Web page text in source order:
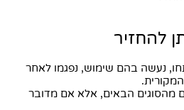
נעשה בהם שימוש, נפגמו לאחר
מהסוגים הבאים, אלא אם מדובר